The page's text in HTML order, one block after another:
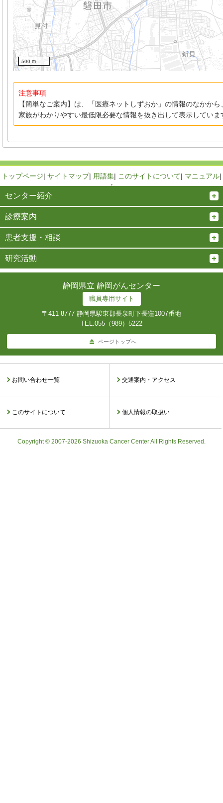
500 m
注意事項
【簡単なご案内】は、「医療ネットしずおか」の情報のなかか
家族がわかりやすい最低限必要な情報を抜き出して表示していま
トップページ| サイトマップ| 用語集| このサイトについて| マニュアル|
↑
センター紹介
診療案内
患者支援・相談
研究活動
静岡県立 静岡がんセンター
職員専用サイト
〒411-8777 静岡県駿東郡長泉町下長窪1007番地
TEL.055（989）5222
ページトップへ
お問い合わせ一覧 交通案内・アクセス
このサイトについて 個人情報の取扱い
Copyright © 2007-2026 Shizuoka Cancer Center All Rights Reserved.